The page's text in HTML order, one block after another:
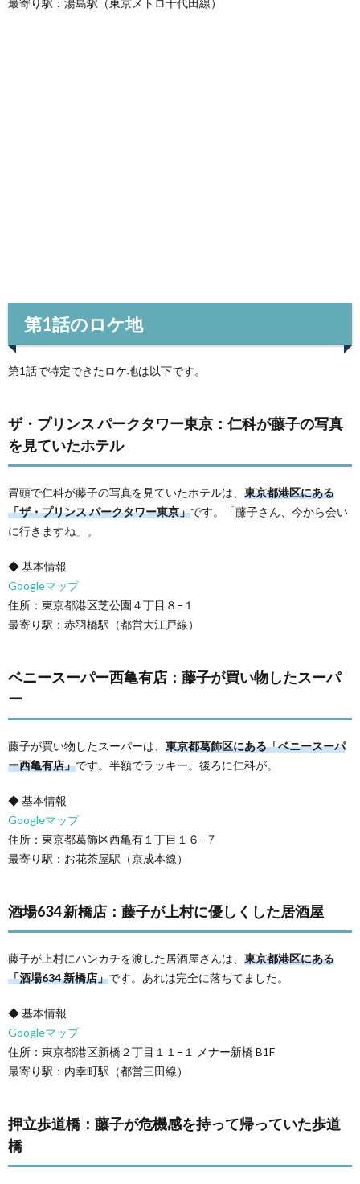
第1話のロケ地
第1話で特定できたロケ地は以下です。
ザ・プリンス パークタワー東京：仁科が藤子の写真
を見ていたホテル
冒頭で仁科が藤子の写真を見ていたホテルは、 東京都港区にある
「ザ・プリンス パークタワー東京」です。「藤子さん、今から会い
に行きますね」。
◆ 基本情報
Googleマップ
住所：東京都港区芝公園４丁目８−１
最寄り駅：赤羽橋駅（都営大江戸線）
ベニースーパー西亀有店：藤子が買い物したスーパ
ー
藤子が買い物したスーパーは、 東京都葛飾区にある「ベニースーパ
ー西亀有店」です。半額でラッキー。後ろに仁科が。
◆ 基本情報
Googleマップ
住所：東京都葛飾区西亀有１丁目１６−７
最寄り駅：お花茶屋駅（京成本線）
酒場634 新橋店：藤子が上村に優しくした居酒屋
藤子が上村にハンカチを渡した居酒屋さんは、 東京都港区にある
「酒場634 新橋店」です。あれは完全に落ちてました。
◆ 基本情報
Googleマップ
住所：東京都港区新橋２丁目１１−１ メナー新橋 B1F
最寄り駅：内幸町駅（都営三田線）
押立歩道橋：藤子が危機感を持って帰っていた歩道
橋